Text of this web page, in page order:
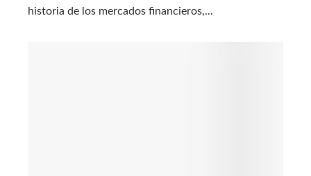
historia de los mercados financieros,...